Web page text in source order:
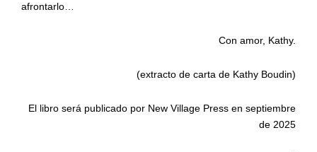
afrontarlo…
Con amor, Kathy.
(extracto de carta de Kathy Boudin)
El libro será publicado por New Village Press en septiembre
de 2025